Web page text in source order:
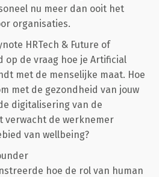
nu meer dan ooit het
organisaties.
HRTech & Future of
op de vraag hoe je Artificial
met de menselijke maat. Hoe
met de gezondheid van jouw
digitalisering van de
verwacht de werknemer
van wellbeing?
hoe de rol van human